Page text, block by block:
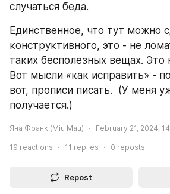
случаться беда.
Единственное, что тут можно
конструктивного, это - не
таких бесполезных вещах. Это
Вот мысли «как исправить» -
вот, прописи писать.  (У меня
получается.)
Яна Франк (Miu Mau) February 21, 2024,
19 reactions 11 replies 0 reposts
Repost